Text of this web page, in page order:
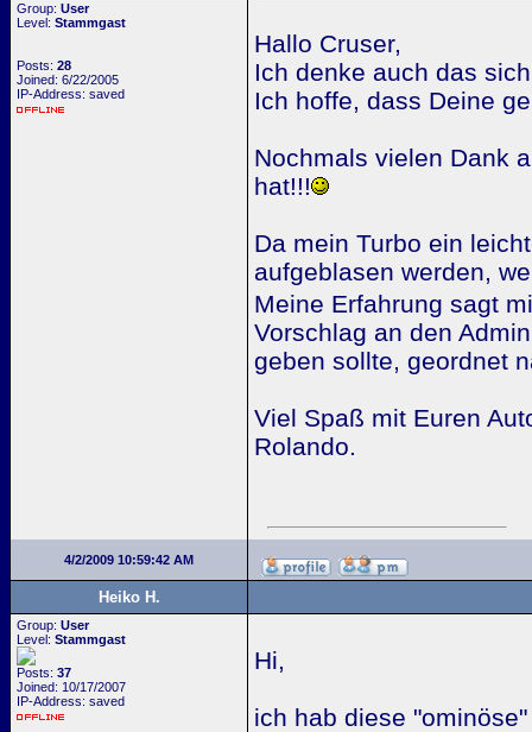
Group: User
Level: Stammgast
Posts: 28
Joined: 6/22/2005
IP-Address: saved
Hallo Cruser,
Ich denke auch das
Ich hoffe, dass Deine
Nochmals vielen Dank
hat!!!
Da mein Turbo ein
aufgeblasen werden,
Meine Erfahrung sagt
Vorschlag an den
geben sollte, geordnet
Viel Spaß mit Euren
Rolando.
4/2/2009 10:59:42 AM
Heiko H.
Group: User
Level: Stammgast
Posts: 37
Joined: 10/17/2007
IP-Address: saved
Hi,
ich hab diese